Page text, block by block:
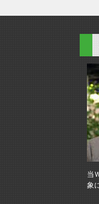
当
象